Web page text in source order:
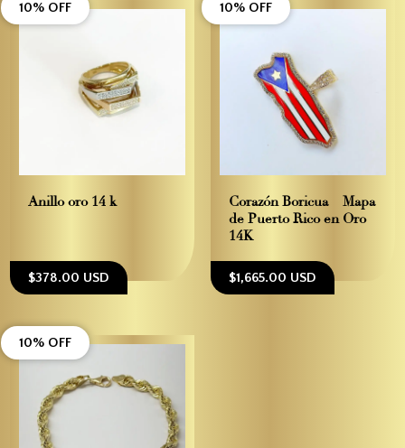
Anillo oro 14 k
$378.00 USD
10% OFF
Corazón Boricua – Mapa
de Puerto Rico en Oro
14K
$1,665.00 USD
10% OFF
10% OFF